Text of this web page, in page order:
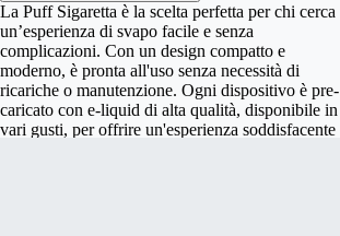
La Puff Sigaretta è la scelta perfetta per chi cerca
un’esperienza di svapo facile e senza
complicazioni. Con un design compatto e
moderno, è pronta all'uso senza necessità di
ricariche o manutenzione. Ogni dispositivo è pre-
caricato con e-liquid di alta qualità, disponibile in
vari gusti, per offrire un'esperienza soddisfacente